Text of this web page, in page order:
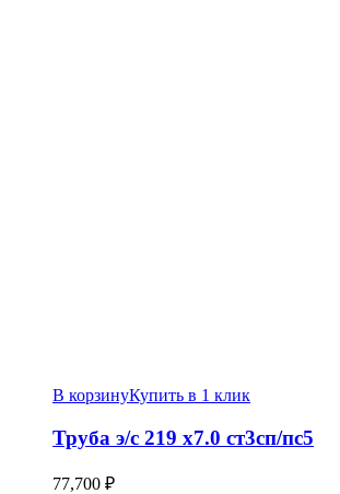
В корзинуКупить в 1 клик
Труба э/c 219 х7.0 ст3сп/пс5
77,700 ₽